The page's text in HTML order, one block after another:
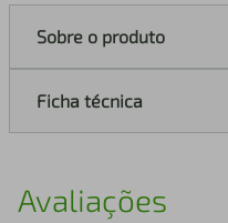
Sobre o produto
Ficha técnica
Avaliações